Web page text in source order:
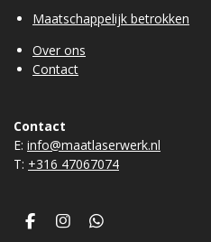
Maatschappelijk betrokken
Over ons
Contact
Contact
E: info@maatlaserwerk.nl
T: +316 47067074
F
I
W